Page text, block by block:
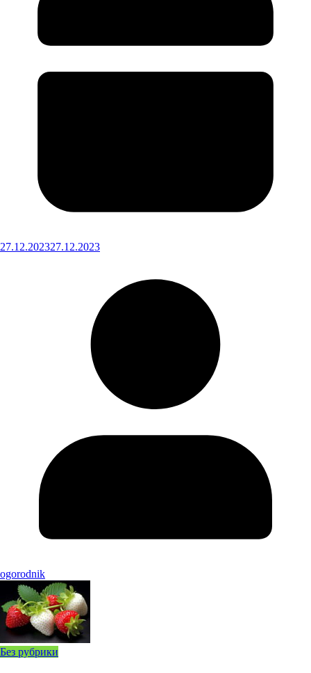
27.12.202327.12.2023
ogorodnik
Без рубрики